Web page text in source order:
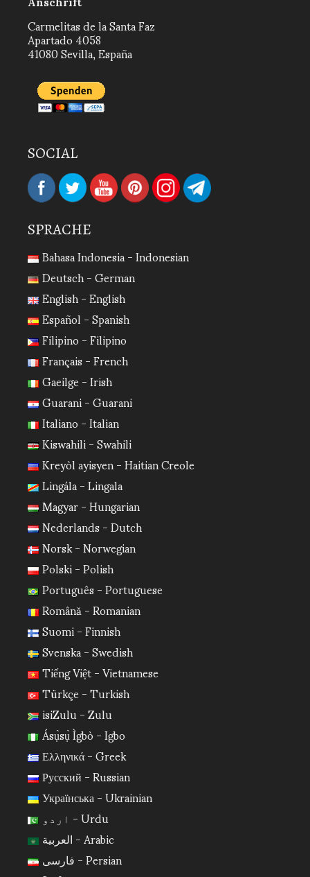
Carmelitas de la Santa Faz
Apartado 4058
41080 Sevilla, España
SOCIAL
SPRACHE
Bahasa Indonesia - Indonesian
Deutsch - German
English - English
Español - Spanish
Filipino - Filipino
Français - French
Gaeilge - Irish
Guarani - Guarani
Italiano - Italian
Kiswahili - Swahili
Kreyòl ayisyen - Haitian Creole
Lingála - Lingala
Magyar - Hungarian
Nederlands - Dutch
Norsk - Norwegian
Polski - Polish
Português - Portuguese
Română - Romanian
Suomi - Finnish
Svenska - Swedish
Tiếng Việt - Vietnamese
Türkçe - Turkish
isiZulu - Zulu
Ásụ̀sụ̀ Ìgbò - Igbo
Ελληνικά - Greek
Русский - Russian
Українська - Ukrainian
اردو - Urdu
العربية - Arabic
فارسی - Persian